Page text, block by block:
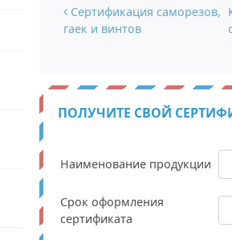
Навигация по записям
Сертификация саморезов,
гаек и винтов
ПОЛУЧИТЕ СВОЙ
Наименование продукции
Срок оформления
сертификата